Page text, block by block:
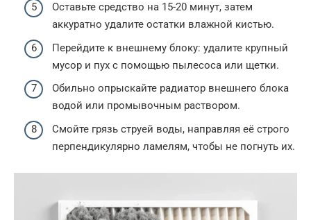
Оставьте средство на 15-20 минут, затем
аккуратно удалите остатки влажной кистью.
Перейдите к внешнему блоку: удалите крупный
мусор и пух с помощью пылесоса или щетки.
Обильно опрыскайте радиатор внешнего блока
водой или промывочным раствором.
Смойте грязь струей воды, направляя её строго
перпендикулярно ламелям, чтобы не погнуть их.